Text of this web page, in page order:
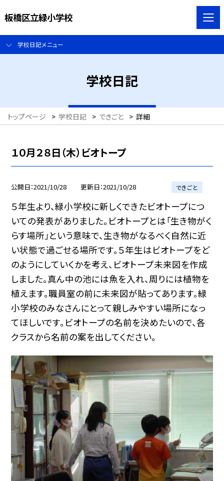
板橋区立緑小学校
学校日記メニュー
学校日記
トップページ > 学校日記 > できごと > 詳細
１０月２８日（木）ビオトープ
公開日 2021/10/28 更新日 2021/10/28 できごと
５年生より、緑小学校に新しくできたビオトープにつ
いての発表がありました。ビオトープとは「生き物がく
らす場所」という意味で、生き物がなるべく自然に近
い状態で過ごせる場所です。５年生はビオトープをど
のようにしていくかを考え、ビオトープ未来図を作成
しました。真ん中の池には魚を入れ、周りには植物を
植えます。職員室の前に未来図が貼ってあります。緑
小学校のみなさんにとって親しみやすい場所になっ
てほしいです。ビオトープの名前を決めたいので、各
クラスから名前の案を出してください。